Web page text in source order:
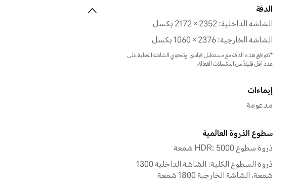
الدقة
الشاشة الداخلية: 2352 × 2172 بكسل
الشاشة الخارجية: 2376 × 1060 بكسل
*تتوافق هذه الدقة مع مستطيل قياسي، وتحتوي الشاشة الفعلية على
عدد أقل قليلاً من البكسلات الفعالة.
إيماءات
مدعومة
سطوع الذروة العالمية
ذروة سطوع HDR: 5000 شمعة
ذروة السطوع الكلية: الشاشة الداخلية 1300
شمعة، الشاشة الخارجية 1800 شمعة